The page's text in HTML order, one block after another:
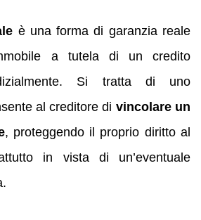
è una forma di garanzia reale
a tutela di un credito
Si tratta di uno
al creditore di vincolare un
, proteggendo il proprio diritto al
in vista di un’eventuale